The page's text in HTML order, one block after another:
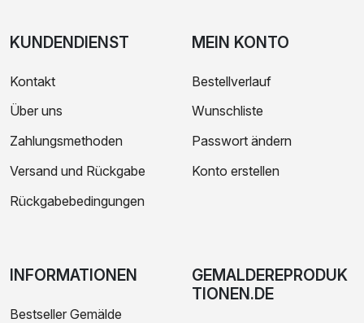
KUNDENDIENST
Kontakt
Über uns
Zahlungsmethoden
Versand und Rückgabe
Rückgabebedingungen
MEIN KONTO
Bestellverlauf
Wunschliste
Passwort ändern
Konto erstellen
INFORMATIONEN
Bestseller Gemälde
GEMALDEREPRODUK
TIONEN.DE